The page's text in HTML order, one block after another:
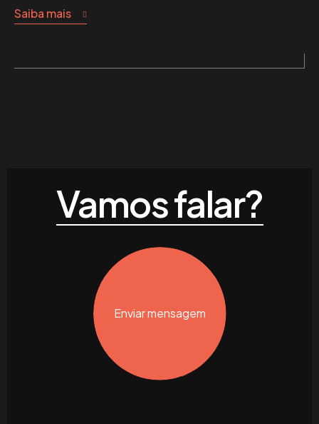
Saiba mais
Vamos falar?
Enviar mensagem